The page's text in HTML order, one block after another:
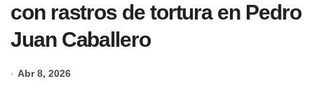
con rastros de tortura en Pedro
Juan Caballero
Abr 8, 2026